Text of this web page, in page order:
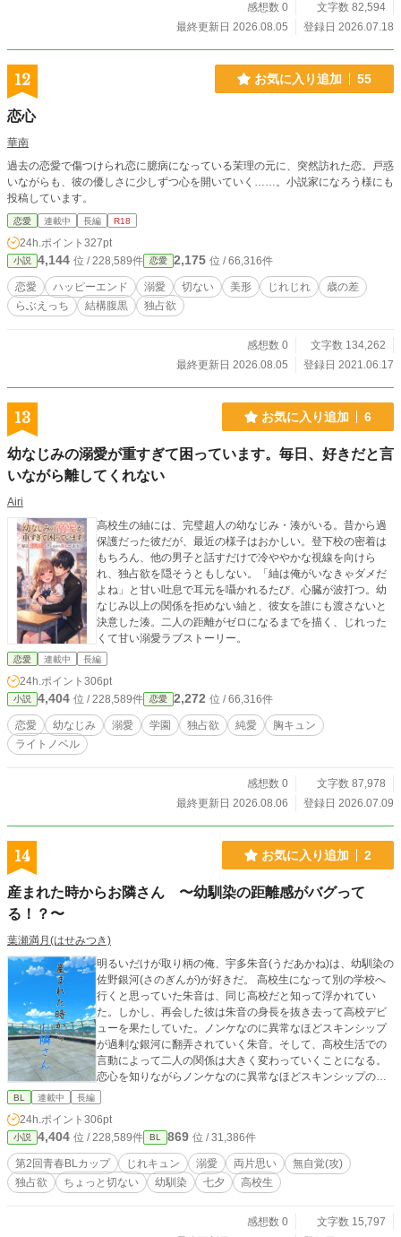
感想数 0
文字数 82,594
最終更新日 2026.08.05
登録日 2026.07.18
12 お気に入り追加 55
恋心
華南
過去の恋愛で傷つけられ恋に臆病になっている茉理の元に、突然訪れた恋。戸惑
いながらも、彼の優しさに少しずつ心を開いていく……。小説家になろう様にも
投稿しています。
恋愛 連載中 長編 R18
24h.ポイント 327pt
小説 4,144 位 / 228,589件 恋愛 2,175 位 / 66,316件
恋愛 ハッピーエンド 溺愛 切ない 美形 じれじれ
歳の差
らぶえっち
結構腹黒 独占欲
感想数 0
文字数 134,262
最終更新日 2026.08.05
登録日 2021.06.17
13 お気に入り追加 6
幼なじみの溺愛が重すぎて困っています。毎日、好きだと言
いながら離してくれない
Airi
高校生の紬には、完璧超人の幼なじみ・湊がいる。昔から過
保護だった彼だが、最近の様子はおかしい。登下校の密着は
もちろん、他の男子と話すだけで冷ややかな視線を向けら
れ、独占欲を隠そうともしない。「紬は俺がいなきゃダメだ
よね」と甘い吐息で耳元を囁かれるたび、心臓が波打つ。幼
なじみ以上の関係を拒めない紬と、彼女を誰にも渡さないと
決意した湊。二人の距離がゼロになるまでを描く、じれった
くて甘い溺愛ラブストーリー。
恋愛 連載中 長編
24h.ポイント 306pt
小説 4,404 位 / 228,589件 恋愛 2,272 位 / 66,316件
恋愛 幼なじみ 溺愛 学園 独占欲 純愛
胸キュン
ライトノベル
感想数 0
文字数 87,978
最終更新日 2026.08.06
登録日 2026.07.09
14 お気に入り追加 2
産まれた時からお隣さん 〜幼馴染の距離感がバグって
る！？〜
葉瀬満月(はせみつき)
明るいだけが取り柄の俺、宇多朱音(うだあかね)は、幼馴染の
佐野銀河(さのぎんが)が好きだ。 高校生になって別の学校へ
行くと思っていた朱音は、同じ高校だと知って浮かれてい
た。しかし、再会した彼は朱音の身長を抜き去って高校デビ
ューを果たしていた。ノンケなのに異常なほどスキンシップ
が過剰な銀河に翻弄されていく朱音。そして、高校生活での
言動によって二人の関係は大きく変わっていくことになる。
恋心を知りながらノンケなのに異常なほどスキンシップの激
しい銀河と、恋心を知られていないと秘密を抱えながら日々
染じれキュンBL！ ちょっと以上に距離感バグってる！？
【完結確約】なので初日から読んでもらえると嬉しいです。
✦初日(8月3日)から8月9日までの7日間は2話掲載！ 時間帯(目
安)：7:40(土日祝/11:40)/19:40予定 仕様を良く分かってない
ので、ボーナスタイムによって変更する場合もあります。朝
026 kurehaCorp. 【無断転載使用AI学習全て禁止】All rights r
BL 連載中 長編
24h.ポイント 306pt
小説 4,404 位 / 228,589件 BL 869 位 / 31,386件
第2回青春BLカップ じれキュン 溺愛 両片思い
無自覚(攻)
独占欲
ちょっと切ない 幼馴染 七夕 高校生
感想数 0
文字数 15,797